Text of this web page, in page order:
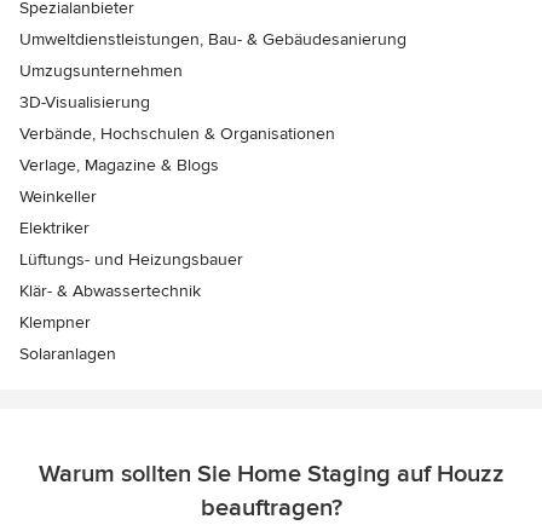
Spezialanbieter
Umweltdienstleistungen, Bau- & Gebäudesanierung
Umzugsunternehmen
3D-Visualisierung
Verbände, Hochschulen & Organisationen
Verlage, Magazine & Blogs
Weinkeller
Elektriker
Lüftungs- und Heizungsbauer
Klär- & Abwassertechnik
Klempner
Solaranlagen
Warum sollten Sie Home Staging auf Houzz
beauftragen?